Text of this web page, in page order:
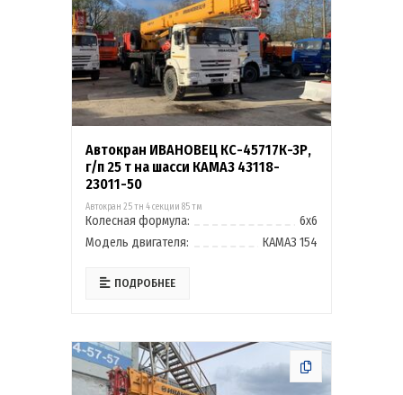
Автокран ИВАНОВЕЦ КС-45717К-3Р,
г/п 25 т на шасси КАМАЗ 43118-
23011-50
Автокран 25 тн 4 секции 85 тм
Колесная формула:
6х6
Модель двигателя:
КАМАЗ 154
ПОДРОБНЕЕ